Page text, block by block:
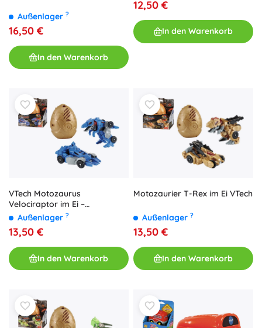
Außenlager ?
16,50 €
In den Warenkorb
12,50 €
In den Warenkorb
VTech Motozaurus
Velociraptor im Ei –
verwandelbarer Dinosaurier
in Auto mit Lichtern und
Geräuschen
Außenlager ?
13,50 €
In den Warenkorb
Motozaurier T-Rex im Ei VTech
Außenlager ?
13,50 €
In den Warenkorb